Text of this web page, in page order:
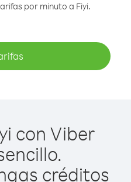
por minuto a Fiyi.
con Viber
créditos